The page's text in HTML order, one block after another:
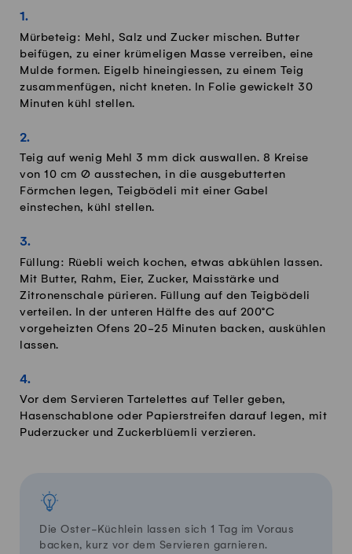
Mürbeteig: Mehl, Salz und Zucker mischen. Butter
beifügen, zu einer krümeligen Masse verreiben, eine
Mulde formen. Eigelb hineingiessen, zu einem Teig
zusammenfügen, nicht kneten. In Folie gewickelt 30
Minuten kühl stellen.
Teig auf wenig Mehl 3 mm dick auswallen. 8 Kreise
von 10 cm Ø ausstechen, in die ausgebutterten
Förmchen legen, Teigbödeli mit einer Gabel
einstechen, kühl stellen.
Füllung: Rüebli weich kochen, etwas abkühlen lassen.
Mit Butter, Rahm, Eier, Zucker, Maisstärke und
Zitronenschale pürieren. Füllung auf den Teigbödeli
verteilen. In der unteren Hälfte des auf 200°C
vorgeheizten Ofens 20-25 Minuten backen, auskühlen
lassen.
Vor dem Servieren Tartelettes auf Teller geben,
Hasenschablone oder Papierstreifen darauf legen, mit
Puderzucker und Zuckerblüemli verzieren.
Die Oster-Küchlein lassen sich 1 Tag im Voraus
backen, kurz vor dem Servieren garnieren.